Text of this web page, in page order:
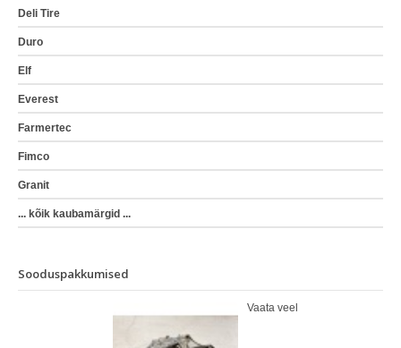
Deli Tire
Duro
Elf
Everest
Farmertec
Fimco
Granit
... kõik kaubamärgid ...
Sooduspakkumised
Vaata veel